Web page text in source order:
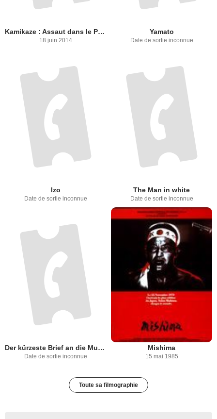
Kamikaze : Assaut dans le Pacifique
18 juin 2014
Yamato
Date de sortie inconnue
Izo
Date de sortie inconnue
The Man in white
Date de sortie inconnue
Der kürzeste Brief an die Mutter
Date de sortie inconnue
Mishima
15 mai 1985
Toute sa filmographie